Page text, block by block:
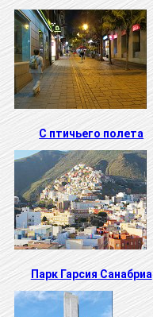
С птичьего полета
Парк Гарсия Санабриа